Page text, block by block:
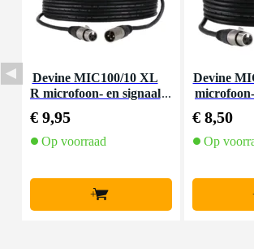
Devine MIC100/10 XL
R microfoon- en signaal
€ 9,95
Op voorraad
+
Devine
€ 8,50
Op